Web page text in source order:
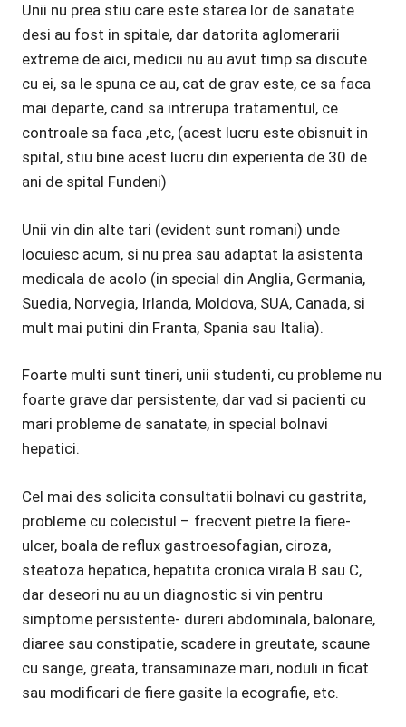
Unii nu prea stiu care este starea lor de sanatate
desi au fost in spitale, dar datorita aglomerarii
extreme de aici, medicii nu au avut timp sa discute
cu ei, sa le spuna ce au, cat de grav este, ce sa faca
mai departe, cand sa intrerupa tratamentul, ce
controale sa faca ,etc, (acest lucru este obisnuit in
spital, stiu bine acest lucru din experienta de 30 de
ani de spital Fundeni)
Unii vin din alte tari (evident sunt romani) unde
locuiesc acum, si nu prea sau adaptat la asistenta
medicala de acolo (in special din Anglia, Germania,
Suedia, Norvegia, Irlanda, Moldova, SUA, Canada, si
mult mai putini din Franta, Spania sau Italia).
Foarte multi sunt tineri, unii studenti, cu probleme nu
foarte grave dar persistente, dar vad si pacienti cu
mari probleme de sanatate, in special bolnavi
hepatici.
Cel mai des solicita consultatii bolnavi cu gastrita,
probleme cu colecistul – frecvent pietre la fiere-
ulcer, boala de reflux gastroesofagian, ciroza,
steatoza hepatica, hepatita cronica virala B sau C,
dar deseori nu au un diagnostic si vin pentru
simptome persistente- dureri abdominala, balonare,
diaree sau constipatie, scadere in greutate, scaune
cu sange, greata, transaminaze mari, noduli in ficat
sau modificari de fiere gasite la ecografie, etc.